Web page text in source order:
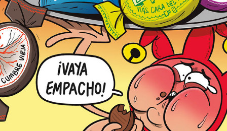
Portada "EL JUEVES" Diciembre 2021